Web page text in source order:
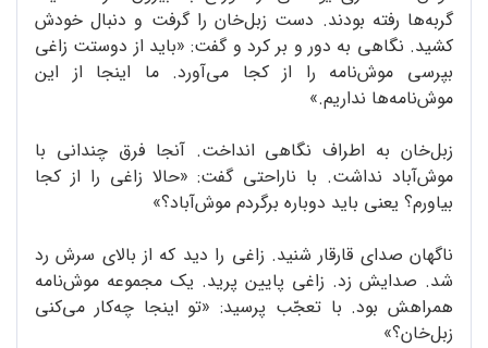
گربه‌ها رفته بودند. دست زبل‌خان را گرفت و دنبال خودش
کشید. نگاهی به دور و بر کرد و گفت: «باید از دوستت زاغی
بپرسی موش‌نامه را از کجا می‌آورد. ما اینجا از این
موش‌نامه‌ها نداریم.»
زبل‌خان به اطراف نگاهی انداخت. آنجا فرق چندانی با
موش‌آباد نداشت. با ناراحتی گفت: «حالا زاغی را از کجا
بیاورم؟ یعنی باید دوباره برگردم موش‌آباد؟»
ناگهان صدای قارقار شنید. زاغی را دید که از بالای سرش رد
شد. صدایش زد. زاغی پایین پرید. یک مجموعه موش‌نامه
همراهش بود. با تعجّب پرسید: «تو اینجا چه‌کار می‌کنی
زبل‌خان؟»